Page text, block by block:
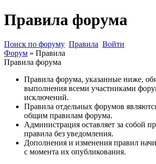
Правила форума
Поиск по форуму Правила Войти
Форум » Правила
Правила форума
Правила форума, указанные ниже,
выполнения всеми участниками
исключений.
Правила отдельных форумов
общим правилам форума.
Администрация оставляет за собой
правила без уведомления.
Дополнения и изменения правил
с момента их опубликования.